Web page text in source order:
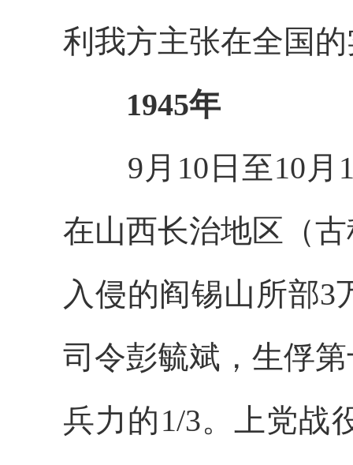
利我方主张在全国
1945年
9月10日至10月
在山西长治地区（
入侵的阎锡山所部
司令彭毓斌，生俘
兵力的1/3。上党战